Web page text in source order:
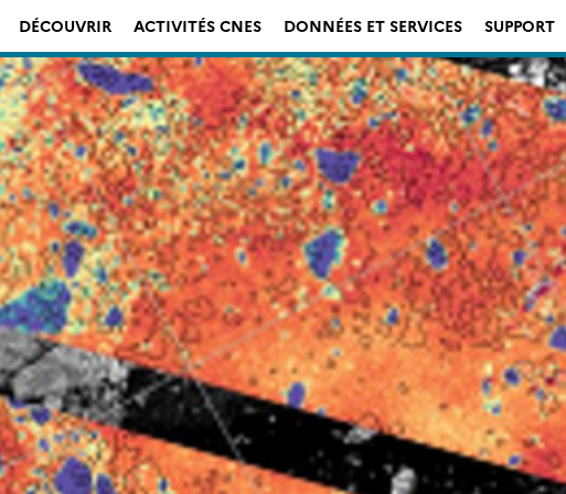
DÉCOUVRIR ACTIVITÉS CNES DONNÉES ET SERVICES SUPPORT